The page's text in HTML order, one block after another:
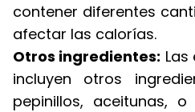
contener diferentes
afectar las calorías.
Otros ingredientes:
incluyen otros
pepinillos, aceitunas,